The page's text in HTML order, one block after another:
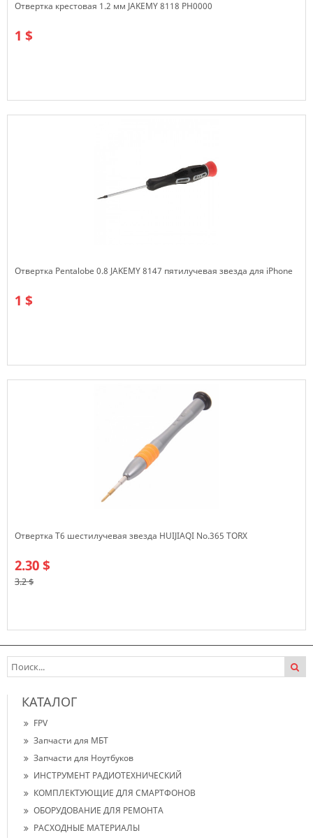
Отвертка крестовая 1.2 мм JAKEMY 8118 PH0000
1 $
Отвертка Pentalobe 0.8 JAKEMY 8147 пятилучевая звезда для iPhone
1 $
Отвертка T6 шестилучевая звезда HUIJIAQI No.365 TORX
2.30 $
3.2 $
КАТАЛОГ
FPV
Запчасти для МБТ
Запчасти для Ноутбуков
ИНСТРУМЕНТ РАДИОТЕХНИЧЕСКИЙ
КОМПЛЕКТУЮЩИЕ ДЛЯ СМАРТФОНОВ
ОБОРУДОВАНИЕ ДЛЯ РЕМОНТА
РАСХОДНЫЕ МАТЕРИАЛЫ